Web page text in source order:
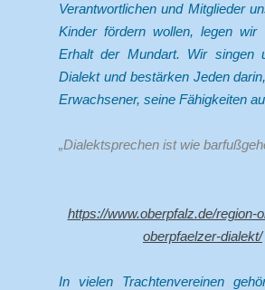
Verantwortlichen und Mitglieder
Kinder fördern wollen, legen wir
Erhalt der Mundart. Wir singen
Dialekt und bestärken Jeden
Erwachsener, seine Fähigkeiten
„Dialektsprechen ist wie
https://www.oberpfalz.de/region-
oberpfaelzer-dialekt/
In vielen Trachtenvereinen